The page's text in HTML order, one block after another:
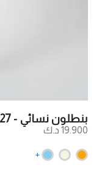
بنطلون نسائي - 940027
19.900 د.ك
+